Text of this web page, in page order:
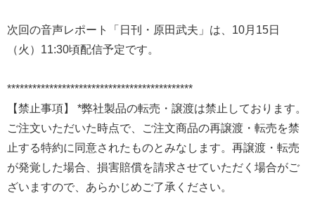
次回の音声レポート「日刊・原田武夫」は、10月15日
（火）11:30頃配信予定です。
********************************************
【禁止事項】 *弊社製品の転売・譲渡は禁止しております。
ご注文いただいた時点で、ご注文商品の再譲渡・転売を禁
止する特約に同意されたものとみなします。再譲渡・転売
が発覚した場合、損害賠償を請求させていただく場合がご
ざいますので、あらかじめご了承ください。